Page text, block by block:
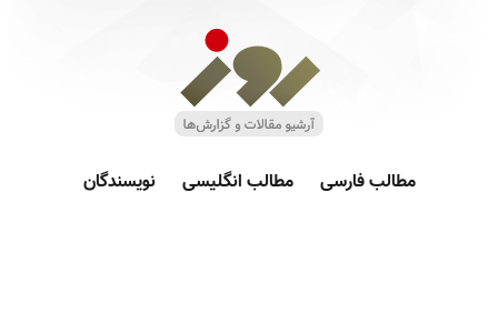
مطالب فارسی مطالب انگلیسی نویسندگان